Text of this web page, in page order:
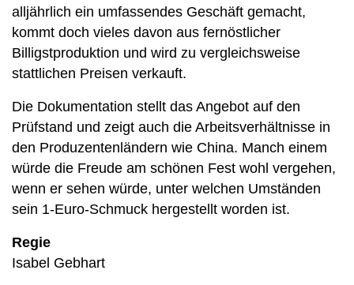
alljährlich ein umfassendes Geschäft gemacht,
kommt doch vieles davon aus fernöstlicher
Billigstproduktion und wird zu vergleichsweise
stattlichen Preisen verkauft.
Die Dokumentation stellt das Angebot auf den
Prüfstand und zeigt auch die Arbeitsverhältnisse in
den Produzentenländern wie China. Manch einem
würde die Freude am schönen Fest wohl vergehen,
wenn er sehen würde, unter welchen Umständen
sein 1-Euro-Schmuck hergestellt worden ist.
Regie
Isabel Gebhart